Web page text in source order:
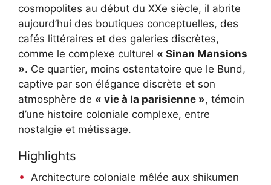
cosmopolites au début du XXe siècle, il abrite
aujourd’hui des boutiques conceptuelles, des
cafés littéraires et des galeries discrètes,
comme le complexe culturel « Sinan Mansions
». Ce quartier, moins ostentatoire que le Bund,
captive par son élégance discrète et son
atmosphère de « vie à la parisienne », témoin
d’une histoire coloniale complexe, entre
nostalgie et métissage.
Highlights
Architecture coloniale mêlée aux shikumen